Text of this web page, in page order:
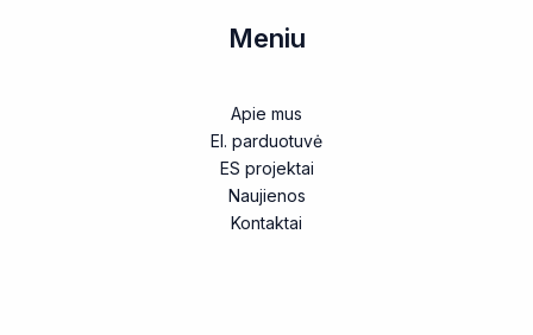
Meniu
Apie mus
El. parduotuvė
ES projektai
Naujienos
Kontaktai